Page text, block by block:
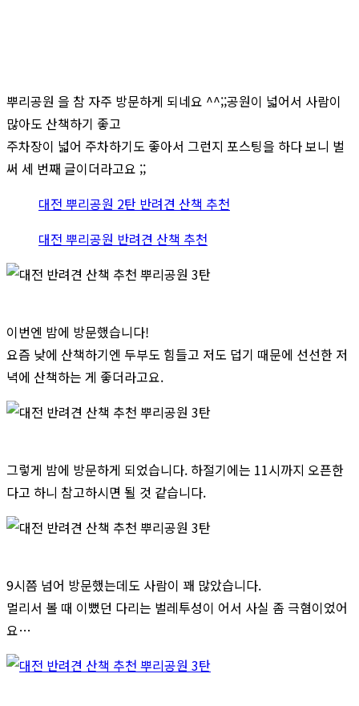
뿌리공원 을 참 자주 방문하게 되네요 ^^;;공원이 넓어서 사람이
많아도 산책하기 좋고
주차장이 넓어 주차하기도 좋아서 그런지 포스팅을 하다 보니 벌
써 세 번째 글이더라고요 ;;
대전 뿌리공원 2탄 반려견 산책 추천
대전 뿌리공원 반려견 산책 추천
이번엔 밤에 방문했습니다!
요즘 낮에 산책하기엔 두부도 힘들고 저도 덥기 때문에 선선한 저
녁에 산책하는 게 좋더라고요.
그렇게 밤에 방문하게 되었습니다. 하절기에는 11시까지 오픈한
다고 하니 참고하시면 될 것 같습니다.
9시쯤 넘어 방문했는데도 사람이 꽤 많았습니다.
멀리서 볼 때 이뻤던 다리는 벌레투성이 어서 사실 좀 극혐이었어
요…